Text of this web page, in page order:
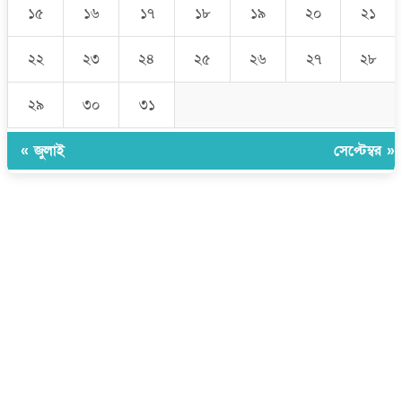
১৫ ১৬ ১৭ ১৮ ১৯ ২০ ২১
২২ ২৩ ২৪ ২৫ ২৬ ২৭ ২৮
২৯ ৩০ ৩১
« জুলাই সেপ্টেম্বর »